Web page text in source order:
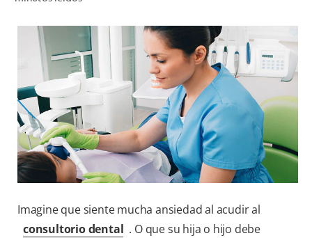
SELECCIÓN DE PRODUCTOS
PARA PROFESIONALES
CUPONES
CO (ES)
Imagine que siente mucha ansiedad al acudir al
consultorio dental . O que su hija o hijo debe